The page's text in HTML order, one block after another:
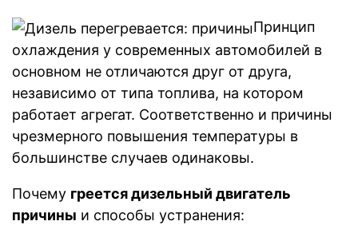
Принцип
охлаждения у современных автомобилей в
основном не отличаются друг от друга,
независимо от типа топлива, на котором
работает агрегат. Соответственно и причины
чрезмерного повышения температуры в
большинстве случаев одинаковы.
Почему греется дизельный двигатель
причины и способы устранения: